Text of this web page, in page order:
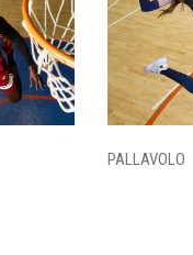
PALLAVOLO